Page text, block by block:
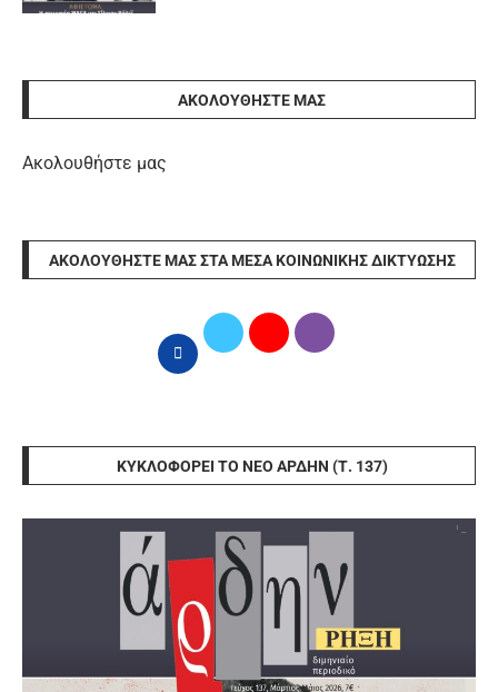
ΑΚΟΛΟΥΘΉΣΤΕ ΜΑΣ
Ακολουθήστε μας
ΑΚΟΛΟΥΘΉΣΤΕ ΜΑΣ ΣΤΑ ΜΈΣΑ ΚΟΙΝΩΝΙΚΉΣ ΔΙΚΤΎΩΣΗΣ
ΚΥΚΛΟΦΟΡΕΊ ΤΟ ΝΈΟ ΆΡΔΗΝ (Τ. 137)